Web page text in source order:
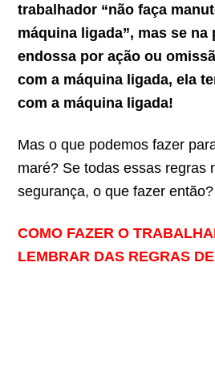
trabalhador “não faça
máquina ligada”, mas se
endossa por ação ou
com a máquina ligada, ela
com a máquina ligada!
Mas o que podemos fazer
maré? Se todas essas regras
segurança, o que fazer então?
COMO FAZER O
LEMBRAR DAS REGRAS